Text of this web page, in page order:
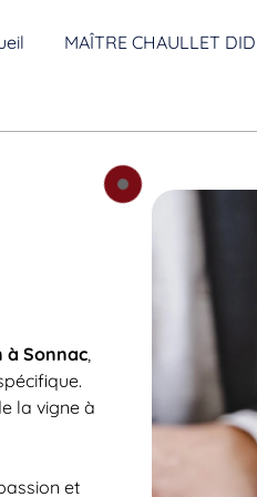
MAÎTRE CHAULLET
à Sonnac,
la vigne à
et